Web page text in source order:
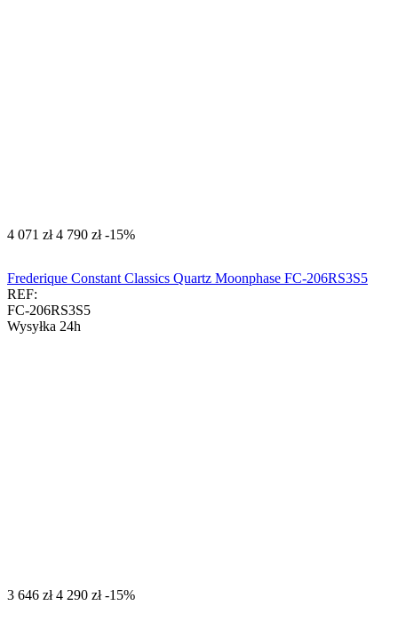
‍4 071‍ zł ‍4 790‍ zł -15%
Frederique Constant Classics Quartz Moonphase FC-206RS3S5
REF:
FC-206RS3S5
Wysyłka 24h
‍3 646‍ zł ‍4 290‍ zł -15%